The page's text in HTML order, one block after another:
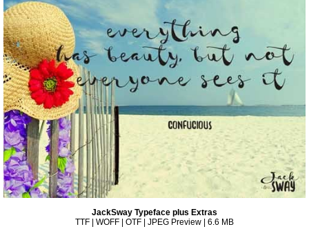
JackSway Typeface plus Extras
TTF | WOFF | OTF | JPEG Preview | 6.6 MB